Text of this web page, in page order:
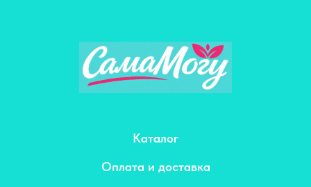
Каталог
Оплата и доставка